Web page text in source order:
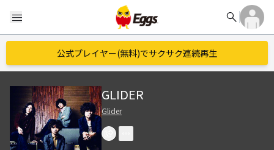
menu search
公式プレイヤー(無料)でサクサク連続再生
GLIDER
Glider